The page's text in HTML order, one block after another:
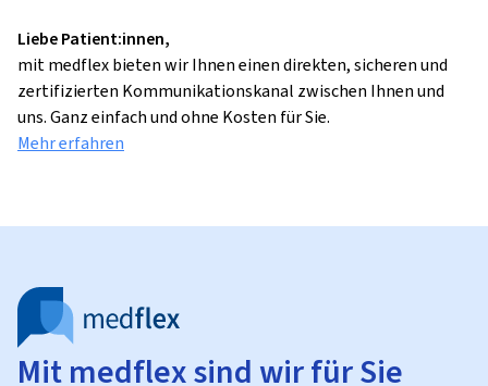
Liebe Patient:innen,
mit medflex bieten wir Ihnen einen direkten, sicheren und
zertifizierten Kommunikationskanal zwischen Ihnen und
uns. Ganz einfach und ohne Kosten für Sie.
Mehr erfahren
Mit medflex sind wir für Sie